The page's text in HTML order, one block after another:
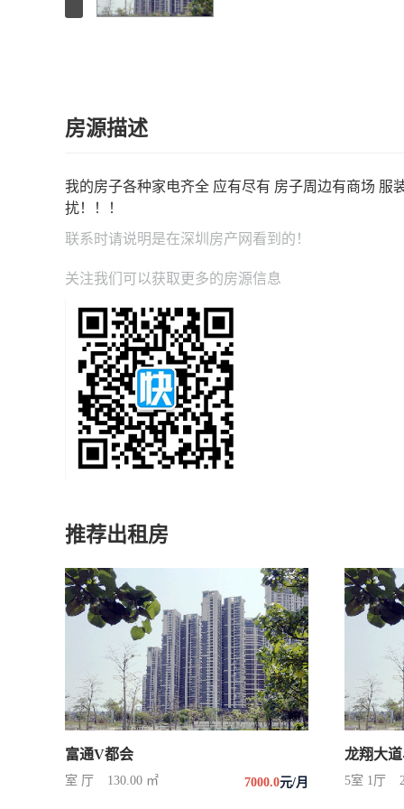
房源描述
我的房子各种家电齐全 应有尽有 房子周边有商场 服
扰！！！
联系时请说明是在深圳房产网 看到的！
关注我们可以获取更多的房源信息
推荐出租房
富通V都会
室 厅 130.00 ㎡ 7000.0元/月
龙翔大
5室 1厅